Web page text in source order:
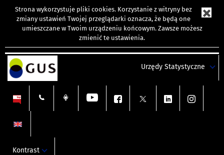
Strona wykorzystuje pliki cookies. Korzystanie z witryny bez
zmiany ustawień Twojej przeglądarki oznacza, że będą one
umieszczane w Twoim urządzeniu końcowym. Zawsze możesz
zmienić te ustawienia.
Urzędy Statystyczne
Kontrast